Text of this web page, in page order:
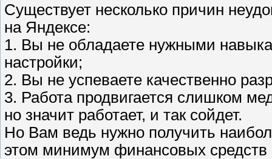
Существует несколько причин
на Яндексе:
1. Вы не обладаете нужными
настройки;
2. Вы не успеваете качественно
3. Работа продвигается слишком
но значит работает, и так сойдет.
Но Вам ведь нужно получить
этом минимум финансовых